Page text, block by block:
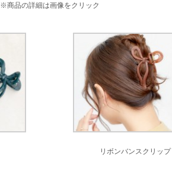
※商品の詳細は画像をクリック
リボンバンスクリップ